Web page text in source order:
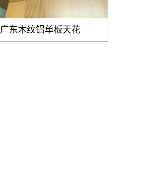
广东木纹铝单板天花